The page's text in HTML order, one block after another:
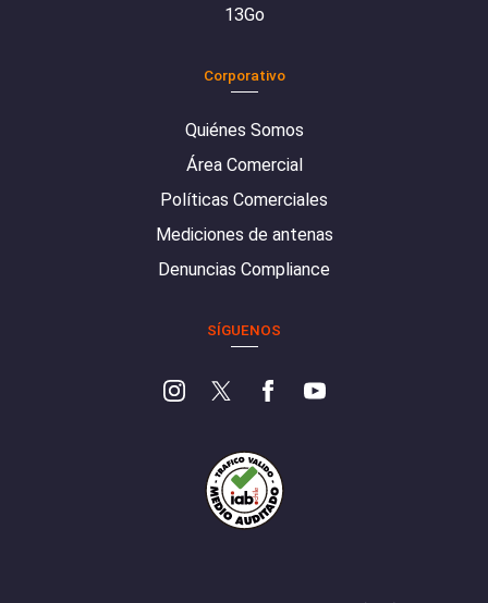
13Go
Corporativo
Quiénes Somos
Área Comercial
Políticas Comerciales
Mediciones de antenas
Denuncias Compliance
SÍGUENOS